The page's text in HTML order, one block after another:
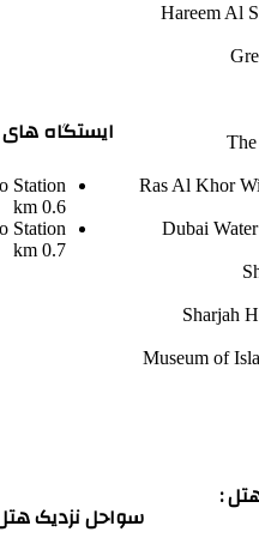
Hareem Al
Ras Al Khor
Dubai
Sharjah
Museum of
ایستگاه
Station
0.6 km
Station
0.7 km
:
سواحل نزدیک